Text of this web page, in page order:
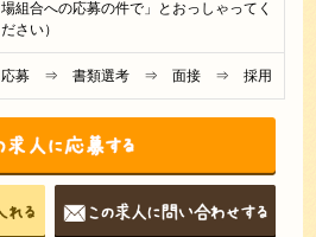
場組合への応募の件で」とおっしゃってく
ださい）
応募 ⇒ 書類選考 ⇒ 面接 ⇒ 採用